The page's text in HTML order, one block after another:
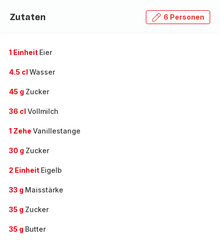
Zutaten 6 Personen
1 Einheit Eier
4.5 cl Wasser
45 g Zucker
36 cl Vollmilch
1 Zehe Vanillestange
30 g Zucker
2 Einheit Eigelb
33 g Maisstärke
35 g Zucker
35 g Butter